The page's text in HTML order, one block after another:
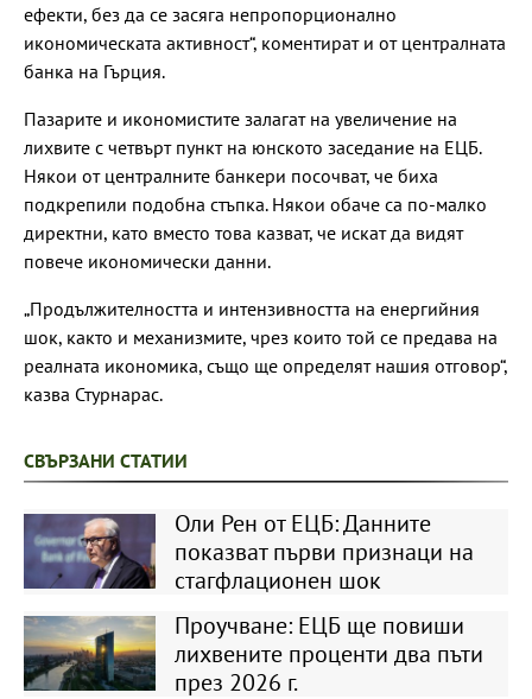
ефекти, без да се засяга непропорционално
икономическата активност“, коментират и от централната
банка на Гърция.
Пазарите и икономистите залагат на увеличение на
лихвите с четвърт пункт на юнското заседание на ЕЦБ.
Някои от централните банкери посочват, че биха
подкрепили подобна стъпка. Някои обаче са по-малко
директни, като вместо това казват, че искат да видят
повече икономически данни.
„Продължителността и интензивността на енергийния
шок, както и механизмите, чрез които той се предава на
реалната икономика, също ще определят нашия отговор“,
казва Стурнарас.
СВЪРЗАНИ СТАТИИ
Оли Рен от ЕЦБ: Данните
показват първи признаци на
стагфлационен шок
Проучване: ЕЦБ ще повиши
лихвените проценти два пъти
през 2026 г.